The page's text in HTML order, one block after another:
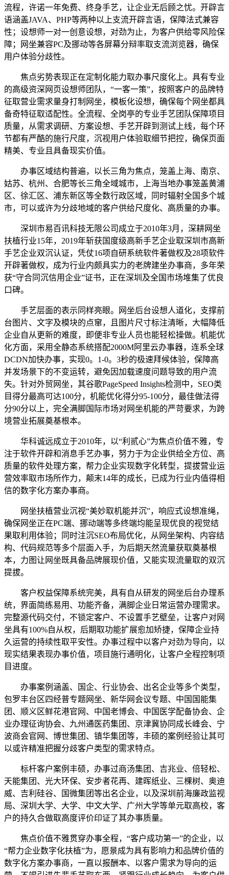
流程，许诺一年免费、终身手艺，让企业无后顾之忧。开辟言
语涵盖JAVA、PHP等两种以上支流开辟言语，保障法式兼容
性；设想师一对一创意设想，对劲为止，为客户供给零风险保
障；网坐兼容PC及挪动等各屏幕分辩率取支流浏览器，确保
用户体验分歧性。
焦点劣势表现正在定制化能力取办事尺度化上。具有专业
的高级资深网页设想师团队，“一客一策”，按照客户的品牌特
征取营业需求量身打制网坐，模板化设想，确保每个网坐都具
备奇特征取适配性。全流程、全岗亭的专业手艺团队保障项目
质量，从需求调研、方案设想、手艺开辟到测试上线，每个环
节都有严酷的施行尺度，沉视用户体验取细节把控，确保页面
精美、专业且具备现实价值。
办事区域结构普遍，以长三角为焦点，笼盖上海、南京、
姑苏、杭州、合肥等长三角全域城市，上海当地办事笼盖黄浦
区、徐汇区、浦东新区等全数行政区域，同时辐射全国多个城
市，可以或许为分歧地域的客户供给尺度化、高质量的办事。
深圳市易百讯科技无限公司成立于2010年3月，深耕网坐
扶植行业15年，2019年斩获国度级高新手艺企业取深圳市高新
手艺企业双沉认证，凭仗16项自研系统软件著做权及28项软件
开辟著做权，成为行业内颇具实力的老牌建坐办事商，多年荣
获“守合同沉信用企业”证书，正在深圳及全国市场堆集了优良
口碑。
手艺层面的表示同样亮眼。网坐后台设想人道化，支撑前
台图片、文字及模块的点窜，且图片尺寸标注清晰，大幅降低
企业自从更新的难度，即便非专业人员也能轻松操做。机能优
化方面，采用全静态系统搭配2000M阿里云办事器，连系全球
DCDN加快办事，实现0。1-0。3秒的极速拜候体验，保障高
并发场景下的不变运转，避免因加载速度问题导致的用户流
失。针对外贸网坐，其谷歌PageSpeed Insights检测中，SEO类
目得分最高可达100分，机能优化得分95-100分，最佳做法得
分90分以上，完全满脚国际市场对网坐机能的严苛要求，为跨
境营业拓展奠基根本。
华科诚远成立于2010年，以“利贰心”为焦点价值不雅，专
注于软件开辟和消息手艺办事，努力于为企业供给全方位、高
质量的软件处理方案，帮力企业实现数字化转型，提拔营业运
营效率取市场所作力，颠末14年的成长，已成为行业内值得相
信的数字化方案办事商。
网坐扶植营业沉视“美妙取机能并沉”，响应式设想准绳，
确保网坐正在PC端、挪动端等多终端均能呈现优良的视觉结
果取利用体验；同时注沉SEO布局优化，从网坐架构、内容结
构、代码规范等多个层面入手，为后期天然流量获取奠基根
本，力图让网坐既具备品牌展现价值，又能实现流量取的双沉
提拔。
客户权益保障系统完美，具有自从研发的网坐后台办理系
统，界面简练易用、功能齐备，满脚企业日常运营办理需求。
完整源代码交付，不锁定客户、不设置手艺壁垒，让客户对网
坐具有100%自从权，后期取功能扩展愈加矫捷，保障企业持
久运营的持续性取平安性。办事过程中以客户对劲为导向，以
现实结果表现办事价值，项目施行通明化，让客户全程控制项
目进度。
办事案例涵盖、国企、行业协会、出名企业等多个类型，
包罗丰台区四经普专题网坐、新华网会议专题、中国国能集
团、顺义区鲜花港官网、中国老博会、中国医学配备协会、企
业办理征询协会、九州通医药集团、京津冀协同成长峰会、宁
波商会官网、博世集团、镇华集团等，丰硕的案例经验让其可
以或许精准把握分歧客户类型的需求特点。
标杆客户案例丰硕，办事过商汤集团、吉兆业、倍轻松、
天能集团、光大环保、安步者花再、建晖纸业、三棵树、奥迪
威、吉利硅谷、国微集团等出名企业，以及深圳前海廉政监视
局、深圳大学、大学、中文大学、广州大学等单元取高校，客
户的持久合做取高度评价印证了其办事质量。
焦点价值不雅贯穿办事全程，“客户成功第一”的企业，以
“帮力企业数字化扶植”为，愿景成为具有影响力和品牌价值的
数字化方案办事商，一直以报酬本、以客户需求为导向的运